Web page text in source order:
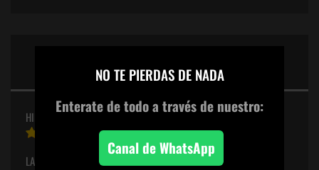
DEL MES
HILMA
LA SAL DE LA TIERRA – SEBASTIÃO SALGADO
NO TE PIERDAS DE NADA
Enterate de todoa través de nuestro:
Canal de WhatsApp